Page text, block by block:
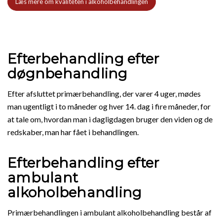
Efterbehandling efter
døgnbehandling
Efter afsluttet primærbehandling, der varer 4 uger, mødes
man ugentligt i to måneder og hver 14. dag i fire måneder, for
at tale om, hvordan man i dagligdagen bruger den viden og de
redskaber, man har fået i behandlingen.
Efterbehandling efter
ambulant
alkoholbehandling
Primærbehandlingen i ambulant alkoholbehandling består af